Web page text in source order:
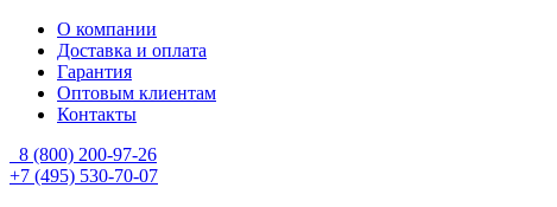
О компании
Доставка и оплата
Гарантия
Оптовым клиентам
Контакты
8 (800) 200-97-26
+7 (495) 530-70-07